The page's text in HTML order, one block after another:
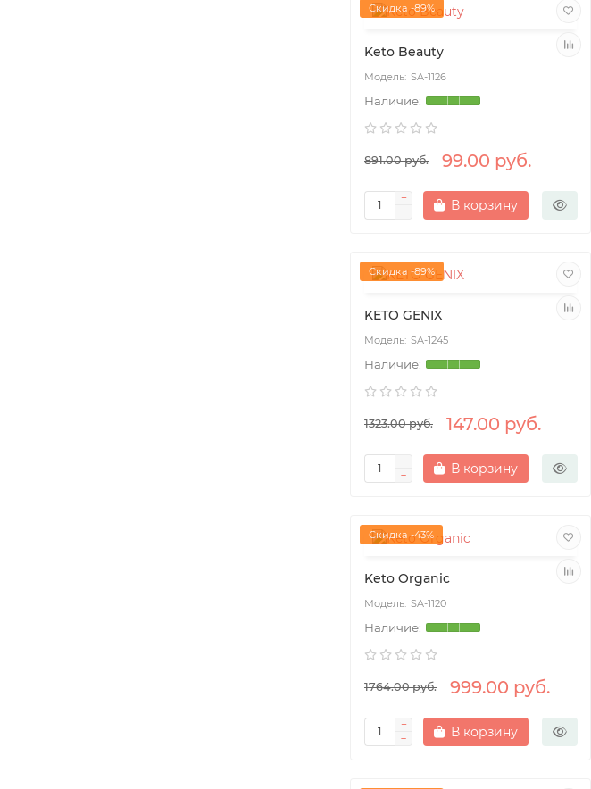
Скидка -89%
Keto Beauty
SA-1126
891.00 руб. 99.00 руб.
В корзину
Скидка -89%
KETO GENIX
SA-1245
1323.00 руб. 147.00 руб.
В корзину
Скидка -43%
Keto Organic
SA-1120
1764.00 руб. 999.00 руб.
В корзину